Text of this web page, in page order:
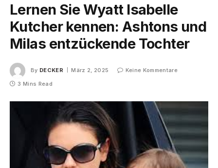
Lernen Sie Wyatt Isabelle
Kutcher kennen: Ashtons und
Milas entzückende Tochter
By DECKER März 2, 2025
Keine Kommentare
3 Mins Read